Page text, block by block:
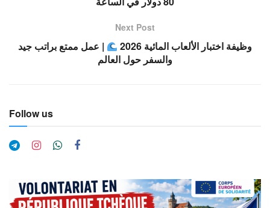
Next Post
وظيفة اختبار الألعاب المائية 2026
| عمل ممتع براتب جيد
والسفر حول العالم
Follow us